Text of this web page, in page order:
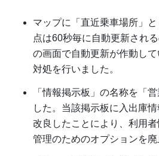
マップに「直近乗車場所」
点は60秒毎に自動更新され
の画面で自動更新が作動し
対処を行いました。
「情報掲示板」の名称を「
した。当該掲示板に入出庫
改良したことにより、利用
管理のためのオプションを廃